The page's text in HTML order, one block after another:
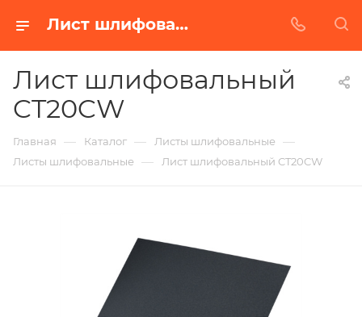
Лист шлифовальный CT20CW в Белгороде | Купить по недорогой цене от Абразивного Завода
Лист шлифовальный
CT20CW
Главная — Каталог — Листы шлифовальные —
Листы шлифовальные — Лист шлифовальный CT20CW